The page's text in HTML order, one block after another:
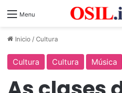
Menu
Inicio /Cultura
Cultura Cultura Música